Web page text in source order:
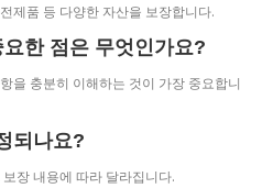
제품 등 다양한 자산을 보장합니다.
한 점은 무엇인가요?
을 충분히 이해하는 것이 가장 중요합니
되나요?
장 내용에 따라 달라집니다.